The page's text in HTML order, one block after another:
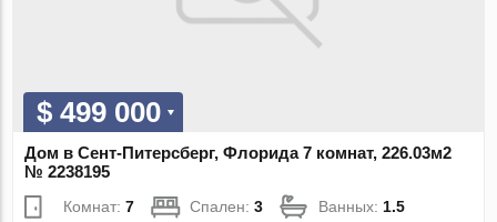
$ 499 000
Дом в Сент-Питерсберг, Флорида 7 комнат, 226.03м2
№ 2238195
Комнат:7 Спален:3 Ванных: 1.5